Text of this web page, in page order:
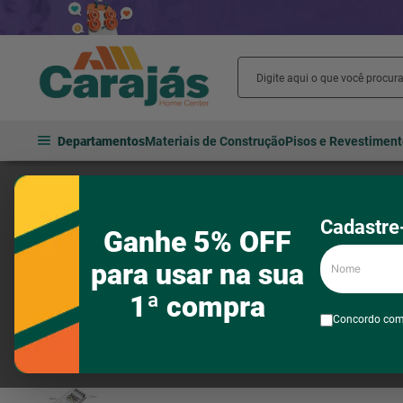
DepartamentosMateriais de ConstruçãoPisos e
Ganhe 5% OFF
para usar na sua
1ª compra
Nome
Concordo
Iluminação